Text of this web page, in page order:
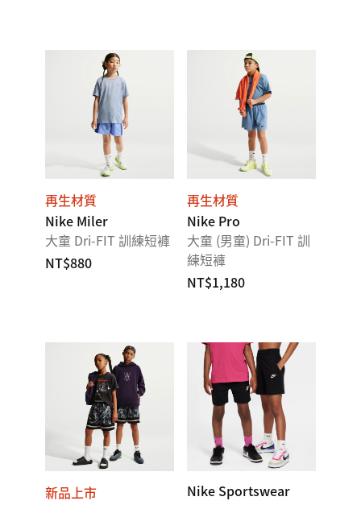
再生材質
Nike Miler
大童 Dri-FIT 訓練短褲
NT$880
再生材質
Nike Pro
大童 (男童) Dri-FIT 訓
練短褲
NT$1,180
新品上市
Nike Sportswear